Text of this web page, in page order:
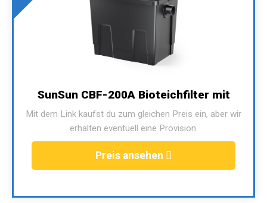
SunSun CBF-200A Bioteichfilter mit
Mit dem Link kaufst du zum gleichen Preis ein, aber wir
erhalten eventuell eine Provision.
Preis ansehen